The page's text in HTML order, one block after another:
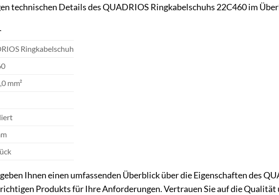
technischen Details des QUADRIOS Ringkabelschuhs 22C460 im
Ringkabelschuh
mm²
Ihnen einen umfassenden Überblick über die Eigenschaften des
Produkts für Ihre Anforderungen. Vertrauen Sie auf die